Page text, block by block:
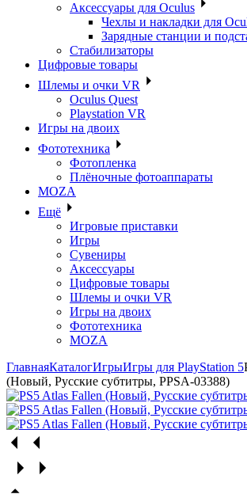
Аксессуары для Oculus
Чехлы и накладки для
Зарядные станции и
Стабилизаторы
Цифровые товары
Шлемы и очки VR
Oculus Quest
Playstation VR
Игры на двоих
Фототехника
Фотопленка
Плёночные фотоаппараты
MOZA
Ещё
Игровые приставки
Игры
Сувениры
Аксессуары
Цифровые товары
Шлемы и очки VR
Игры на двоих
Фототехника
MOZA
ГлавнаяКаталогИгрыИгры для PlayStation 5
(Новый, Русские субтитры, PPSA-03388)